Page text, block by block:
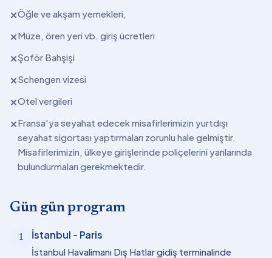
✕Öğle ve akşam yemekleri,
✕Müze, ören yeri vb. giriş ücretleri
✕Şoför Bahşişi
✕Schengen vizesi
✕Otel vergileri
✕Fransa'ya seyahat edecek misafirlerimizin yurtdışı
seyahat sigortası yaptırmaları zorunlu hale gelmiştir.
Misafirlerimizin, ülkeye girişlerinde poliçelerini yanlarında
bulundurmaları gerekmektedir.
Gün gün program
1 İstanbul - Paris
İstanbul Havalimanı Dış Hatlar gidiş terminalinde